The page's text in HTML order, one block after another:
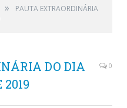
»
PAUTA EXTRAORDINÁRIA
DO DIA
2019
0